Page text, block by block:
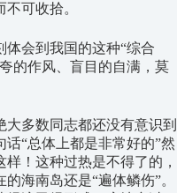
可收拾。
体会到我国的这种“综合
的作风、盲目的自满，莫
大多数同志都还没有意识到
“总体上都是非常好的”然
！这种过热是不得了的，
海南岛还是“遍体鳞伤”。